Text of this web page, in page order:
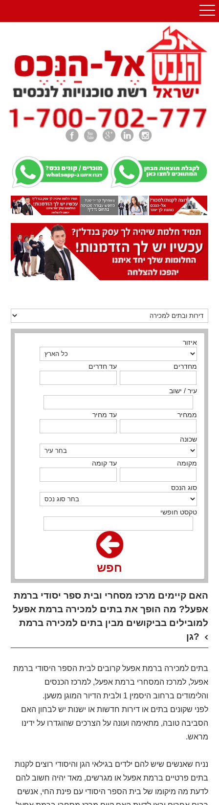
איזור
מחדרים עד חדרים
עיר / ישוב
ממחיר עד מחיר
שכונה
מקומה עד קומה
סוג הנכס
טקסט חופשי
חפש
האם קיימים מרכז מסחרי ובית ספר יסודי ברמת
אפעל? מה הופך את בתים למכירה ברמת אפעל
למובילים בביקושים מבין בתים למכירה ברמת
גן?
בתים למכירה ברמת אפעל קרובים לבית הספר היסודי ברמת
אפעל, למרכז המסחרי ברמת אפעל, למרכז הכנסים
והלימודים ברחוב היסמין 1 ולבית הדיור המוגן משען.
לפני שקונים בתים או דירות חדשות או ישנות יש לבחון האם
הסביבה טובה, מתאימה ועונה על הצרכים שהוגדרו על ידינו
מראש.
נניח שאנשים שיש להם ילדים בגילאי הגן והיסודי רוצים לקנות
בתים פרטיים ברמת אפעל או מגרשים, מאד יהיה חשוב להם
לדעת מה מיקומו של בית הספר היסודי עם פינת החי, אנשים